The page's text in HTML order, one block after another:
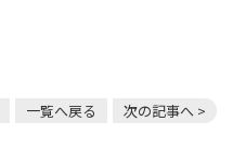
一覧へ戻る 次の記事へ >